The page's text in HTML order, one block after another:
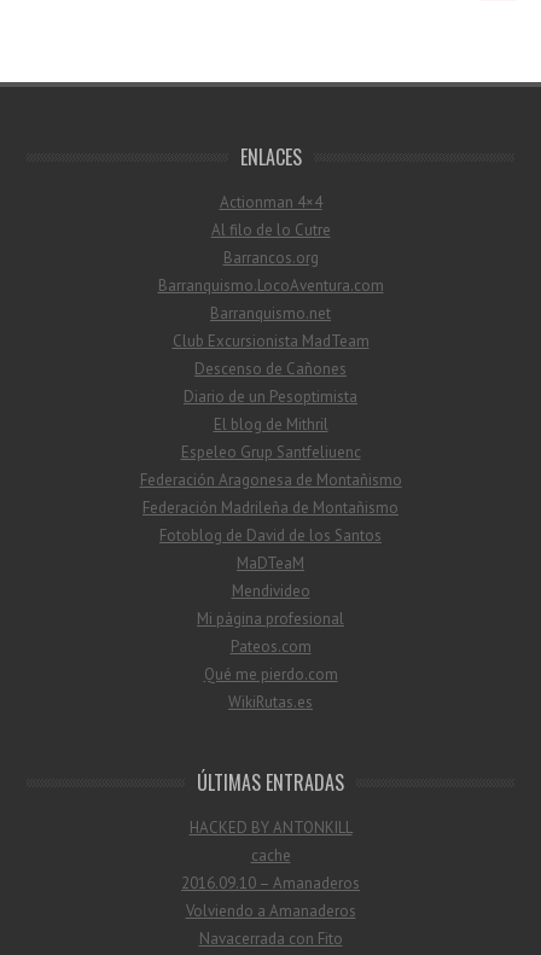
ENLACES
Actionman 4×4
Al filo de lo Cutre
Barrancos.org
Barranquismo.LocoAventura.com
Barranquismo.net
Club Excursionista MadTeam
Descenso de Cañones
Diario de un Pesoptimista
El blog de Mithril
Espeleo Grup Santfeliuenc
Federación Aragonesa de Montañismo
Federación Madrileña de Montañismo
Fotoblog de David de los Santos
MaDTeaM
Mendivideo
Mi página profesional
Pateos.com
Qué me pierdo.com
WikiRutas.es
ÚLTIMAS ENTRADAS
HACKED BY ANTONKILL
cache
2016.09.10 – Amanaderos
Volviendo a Amanaderos
Navacerrada con Fito